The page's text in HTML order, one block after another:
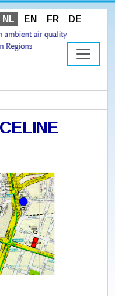
NL EN FR DE